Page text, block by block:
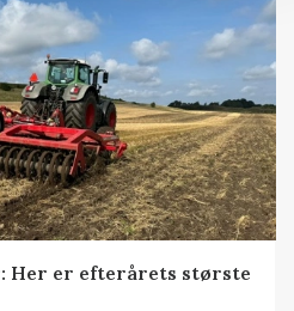
Her er efterårets største